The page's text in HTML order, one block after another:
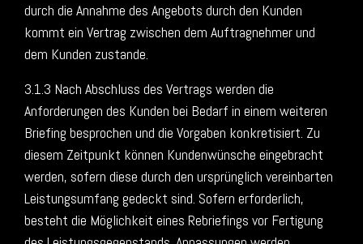
durch die Annahme des Angebots durch den Kunden
kommt ein Vertrag zwischen dem Auftragnehmer und
dem Kunden zustande.
3.1.3 Nach Abschluss des Vertrags werden die
Anforderungen des Kunden bei Bedarf in einem weiteren
Briefing besprochen und die Vorgaben konkretisiert. Zu
diesem Zeitpunkt können Kundenwünsche eingebracht
werden, sofern diese durch den ursprünglich vereinbarten
Leistungsumfang gedeckt sind. Sofern erforderlich,
besteht die Möglichkeit eines Rebriefings vor Fertigung